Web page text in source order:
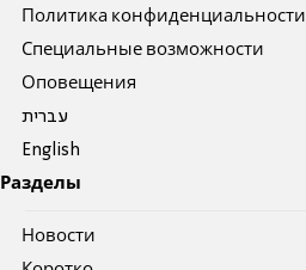
Политика конфиденциальности
Специальные возможности
Оповещения
עברית
English
Разделы
Новости